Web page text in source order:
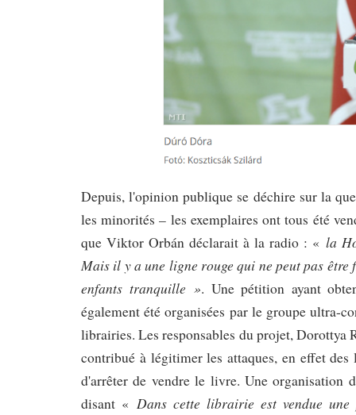
Depuis, l'opinion publique se déchire sur la
les minorités – les exemplaires ont tous été
que Viktor Orbán déclarait à la radio : « la
Mais il y a une ligne rouge qui ne peut pas
enfants tranquille ». Une pétition ayant
également été organisées par le groupe ultra-
librairies. Les responsables du projet, Dorottya
contribué à légitimer les attaques, en effet
d'arrêter de vendre le livre. Une organisation
disant «Dans cette librairie est vendue une